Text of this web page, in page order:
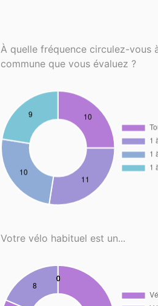
À quelle fréquence circulez-vous
commune que vous évaluez ?
Votre vélo habituel est un...